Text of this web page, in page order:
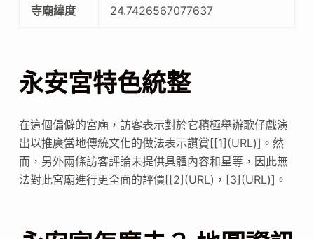
寺廟緯度 24.7426567077637
永安宮特色統整
在這個偏僻的宮廟，訪客表示對於它積極舉辦歌仔戲演
出以推廣當地傳統文化的做法表示讚賞[[1](URL)]。然
而，另外兩條訪客評論未提供具體內容和星等，因此無
法對此宮廟進行更全面的評價[[2](URL)，[3](URL)]。